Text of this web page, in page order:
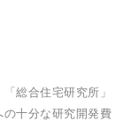
総合住宅研究所」
の十分な研究開発費